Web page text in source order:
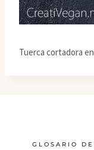
Tuerca cortadora
GLOSARIO